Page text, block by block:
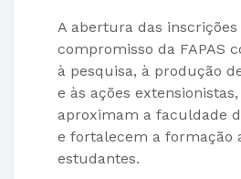
A abertura das
compromisso da FAPAS
à pesquisa, à produção
e às ações
aproximam a faculdade
e fortalecem a formação
estudantes.